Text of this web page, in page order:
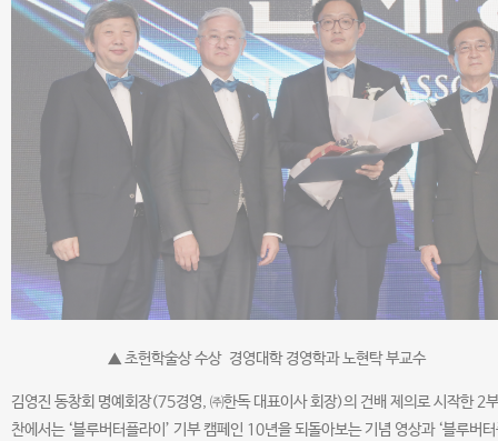
▲ 초헌학술상 수상 경영대학 경영학과 노현탁 부교수
김영진 동창회 명예회장(75경영, ㈜한독 대표이사 회장)의 건배 제의로 시작한 2
찬에서는 ‘블루버터플라이’ 기부 캠페인 10년을 되돌아보는 기념 영상과 ‘블루버